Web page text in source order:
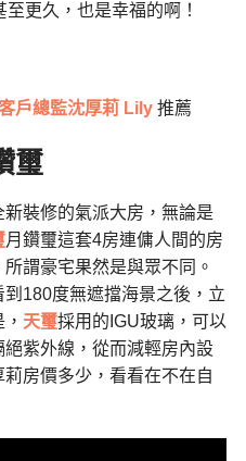
更久，也是幸福的啊！
戶總監沈厚莉 Lily推薦
璽
裝修的氣派大房，無論是
月鑽璽這套4房連傭人間的房
謂豪宅果然是與眾不同。
180度無遮擋海景之後，立
天璽採用的IGU玻璃，可以
紫外線，從而減輕房內設
房價多少，看看在不在自